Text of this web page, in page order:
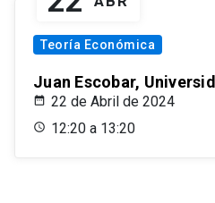
Teoría Económica
Juan Escobar,
22 de Abril de 2024
12:20 a 13:20